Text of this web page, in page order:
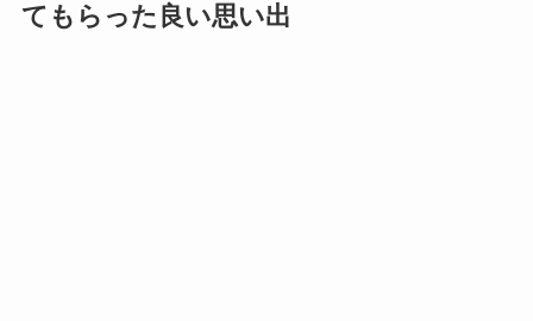
てもらった良い思い出